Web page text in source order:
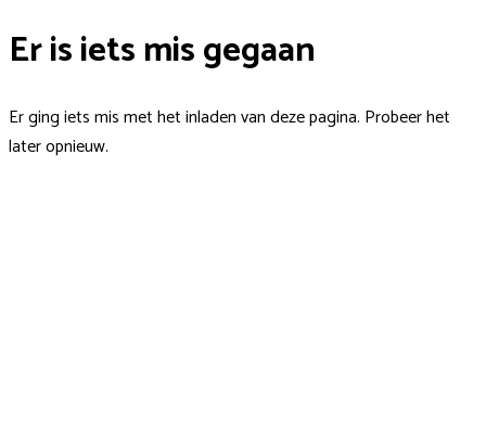
Er is iets mis gegaan
Er ging iets mis met het inladen van deze pagina. Probeer het
later opnieuw.